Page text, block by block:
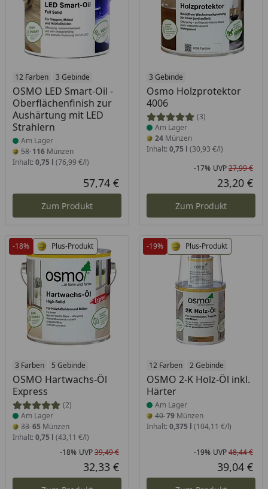
12 Farben 3 Gebinde
OSMO LED Smart-Oil -
Oberflächenfinish zur
Aushärtung mit LED
Strahlern
Produkt am Lager
Am Lager
58116 Münzen
Inhalt: 0,75 l (76,99 €/l)
Aktueller Preis
57,74 €
Zum Produkt
3 Gebinde
Osmo Holzprotektor
4006
(3)
Produkt am Lager
Am Lager
24Münzen
Inhalt: 0,75 l (30,93 €/l)
-17% UVP27,99 €
23,20 €
Zum Produkt
-18% Plus-Produkt
3 Farben 5 Gebinde
OSMO Hartwachs-Öl
Express
(2)
Produkt am Lager
Am Lager
3365 Münzen
Inhalt: 0,75 l (43,11 €/l)
Rabatt in Prozent
-18%
Ursprünglicher Preis
UVP39,49 €
Aktueller Preis
32,33 €
-19% Plus-Produkt
12 Farben 2 Gebinde
OSMO 2-K Holz-Öl inkl.
Härter
Produkt am Lager
Am Lager
4079Münzen
Inhalt: 0,375 l (104,11 €/l)
-19% UVP48,44 €
39,04 €